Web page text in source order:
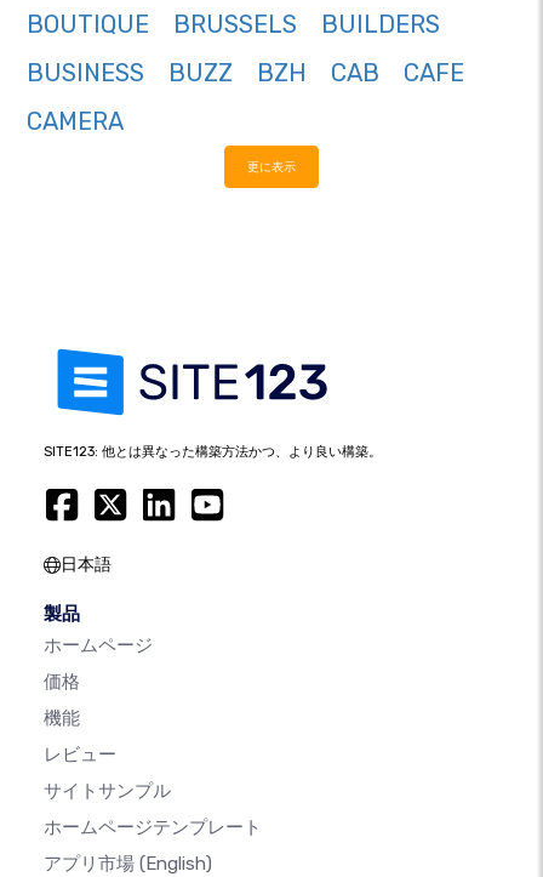
BOUTIQUE
BRUSSELS
BUILDERS
BUSINESS
BUZZ BZH CAB
CAFE
CAMERA
更に表示
SITE123: 他とは異なった構築方法かつ、より良い構築。
日本語
製品
ホームページ
価格
機能
レビュー
サイトサンプル
ホームページテンプレート
アプリ市場 (English)